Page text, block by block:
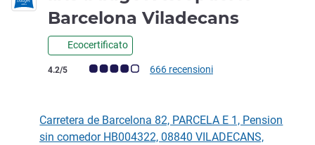
Barcelona Viladecans
Ecocertificato
Giudizio clienti (Valutazione ALL)
4.2/5 666 recensioni
Carretera de Barcelona 82, PARCELA E 1, Pension
sin comedor HB004322, 08840 VILADECANS,